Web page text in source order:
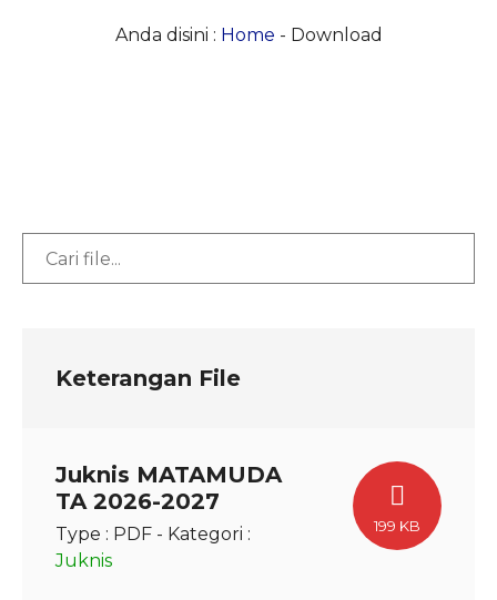
Anda disini : Home - Download
Keterangan File
Juknis MATAMUDA
TA 2026-2027
Type : PDF - Kategori :
Juknis
199 KB